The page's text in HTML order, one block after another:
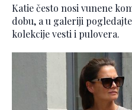
Katie često nosi vunene
dobu, a u galeriji
kolekcije vesti i pulovera.